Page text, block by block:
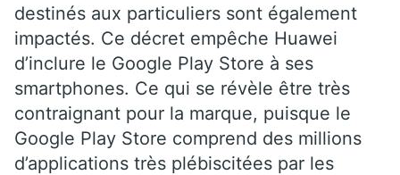
destinés aux particuliers sont également
impactés. Ce décret empêche Huawei
d’inclure le Google Play Store à ses
smartphones. Ce qui se révèle être très
contraignant pour la marque, puisque le
Google Play Store comprend des millions
d’applications très plébiscitées par les